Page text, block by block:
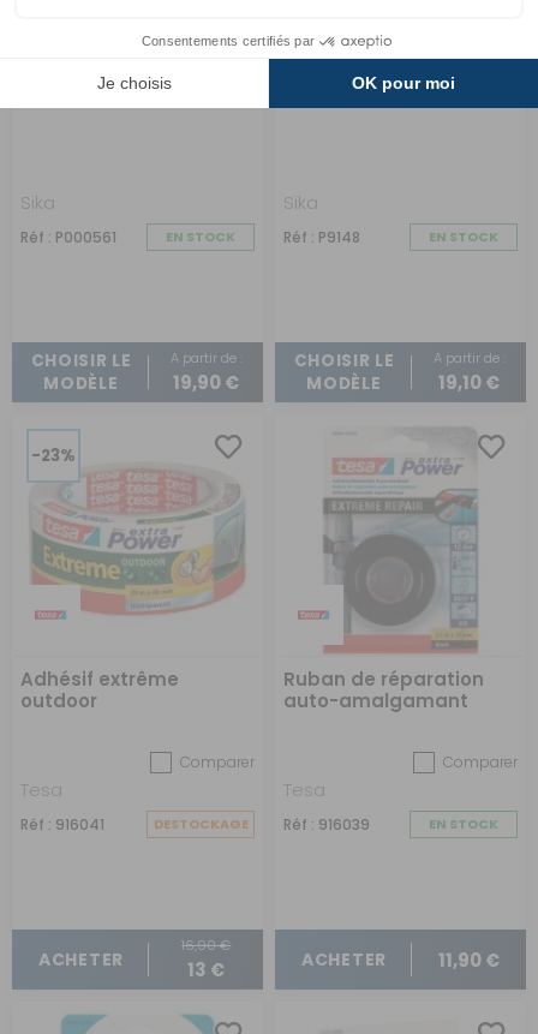
Mastic Sikaflex 515
Sika
Réf : P000561 EN STOCK
CHOISIR LE
MODÈLE
A partir de :
19,90 €
Mastic en bande
Sika
Réf : P9148 EN STOCK
CHOISIR LE
MODÈLE
A partir de :
19,10 €
-23%
Adhésif extrême
outdoor
Comparer
Tesa
Réf : 916041 DESTOCKAGE
ACHETER
16,90 €
13 €
Ruban de réparation
auto-amalgamant
Comparer
Tesa
Réf : 916039 EN STOCK
ACHETER 11,90 €